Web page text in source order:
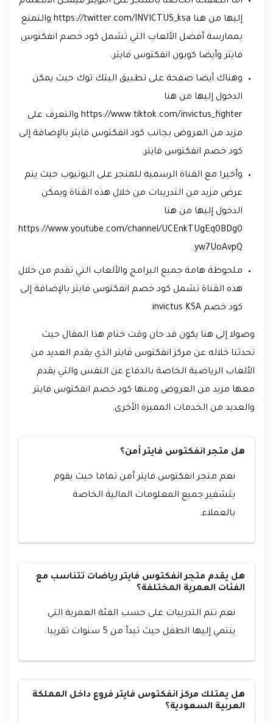
إليها من هنا https://twitter.com/INVICTUS_ksa والتمتع
بممارسة أفضل الألعاب التي تشمل كود خصم انفكتوس
فايتر وأيضا كوبون انفكتوس فايتر.
وهناك أيضا صفحة على تطبيق اليتك توك حيث يمكن
الدخول إليها من هنا
https://www.tiktok.com/invictus_fighter والتعرف على
مزيد من العروض بجانب كود انفكتوس فايتر بالإضافة إلى
كود خصم انفكتوس فايتر.
وأخيرا مع القناة الرسمية للمتجر على اليوتيوب حيث يتم
عرض مزيد من التدريبات من خلال هذه القناة ويمكن
الدخول إليها من هنا
https://www.youtube.com/channel/UCEnkTUgEq0BDg0
yw7UoAvpQ.
ملحوظة هامة جميع البرامج والألعاب التي تقدم من خلال
هذه القناة تشمل كود خصم انفكتوس فايتر بالإضافة إلى
كود خصم invictus KSA.
وصولا إلى هنا يكون قد حان وقت ختام هذا المقال حيث
تحدثنا خلاله عن مركز انفكتوس فايتر الذي يقدم العديد من
الألعاب الرياضية الخاصة بالدفاع عن النفس والتي يقدم
معها مزيد من العروض ومنها كود خصم انفكتوس فايتر
والعديد من الخدمات المميزة الأخرى.
هل متجر انفكتوس فايتر أمن؟
نعم متجر انفكتوس فايتر أمن تماما حيث يقوم
بتشفير جميع المعلومات المالية الخاصة
بالعملاء.
هل يقدم متجر انفكتوس فايتر رياضات تتناسب مع
الفئات العمرية المختلفة؟
نعم تتم التدريبات على حسب الفئة العمرية التي
ينتمي إليها الطفل حيث تبدأ من 5 سنوات تقريبا.
هل يمتلك مركز انفكتوس فايتر فروع داخل المملكة
العربية السعودية؟